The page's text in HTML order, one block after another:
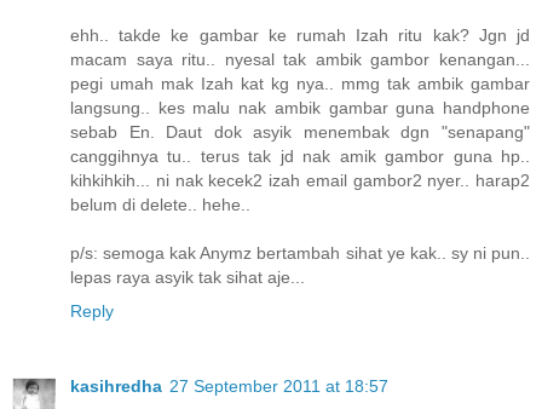
ehh.. takde ke gambar ke rumah Izah ritu kak? Jgn jd
macam saya ritu.. nyesal tak ambik gambor kenangan...
pegi umah mak Izah kat kg nya.. mmg tak ambik gambar
langsung.. kes malu nak ambik gambar guna handphone
sebab En. Daut dok asyik menembak dgn "senapang"
canggihnya tu.. terus tak jd nak amik gambor guna hp..
kihkihkih... ni nak kecek2 izah email gambor2 nyer.. harap2
belum di delete.. hehe..
p/s: semoga kak Anymz bertambah sihat ye kak.. sy ni pun..
lepas raya asyik tak sihat aje...
Reply
kasihredha 27 September 2011 at 18:57